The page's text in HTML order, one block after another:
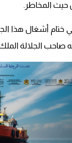
حيث المخاطر.
ختام أشغال هذا
صاحب الجلالة